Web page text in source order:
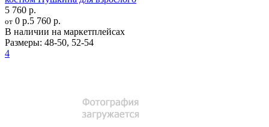
5 760 р.
от 0 р.5 760 р.
В наличии на маркетплейсах
Размеры: 48-50, 52-54
4